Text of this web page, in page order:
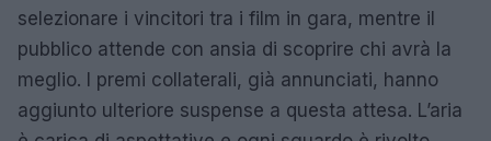
selezionare i vincitori tra i film in gara, mentre il
pubblico attende con ansia di scoprire chi avrà la
meglio. I premi collaterali, già annunciati, hanno
aggiunto ulteriore suspense a questa attesa. L’aria